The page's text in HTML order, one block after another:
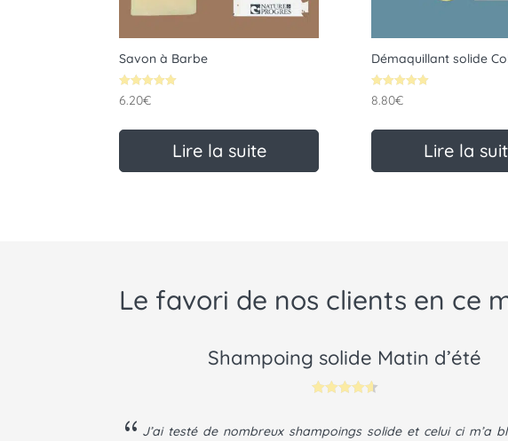
Savon à Barbe
Note
5.00
6.20€
Lire la suite
Démaquillant solide
Note
5.00
8.80€
Lire la
Le favori de nos clients en ce
Shampoing solide Matin d’été
basé sur
J’ai testé de nombreux shampoings solide et celui ci m’a